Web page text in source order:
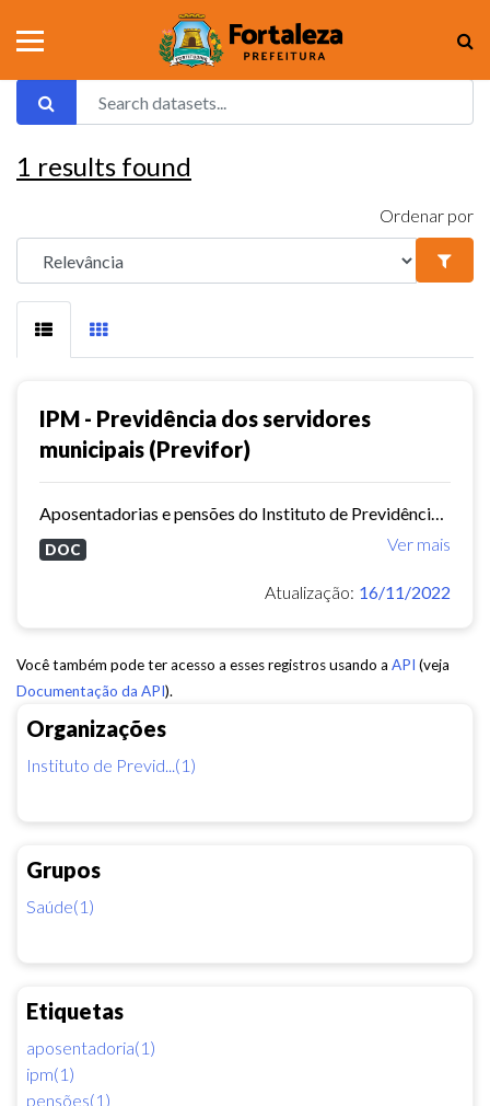
Organizações
Instituto de Previd...(1)
Grupos
Saúde(1)
Etiquetas
aposentadoria(1)
ipm(1)
pensões(1)
1 results found
Ordenar por
IPM - Previdência dos servidores
municipais (Previfor)
Ver mais
DOC
Atualização: 16/11/2022
Você também pode ter acesso a esses registros usando a API (veja
Documentação da API).